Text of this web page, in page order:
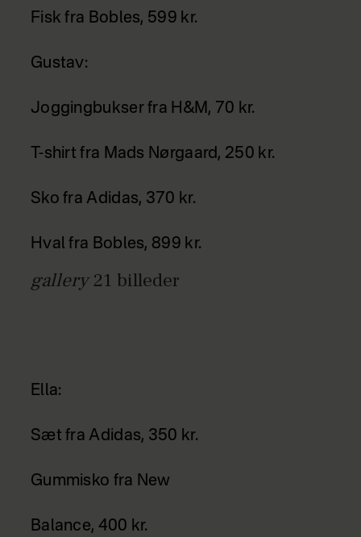
Fisk fra Bobles, 599 kr.
Gustav:
Joggingbukser fra H&M, 70 kr.
T-shirt fra Mads Nørgaard, 250 kr.
Sko fra Adidas, 370 kr.
Hval fra Bobles, 899 kr.
gallery 21 billeder
Ella:
Sæt fra Adidas, 350 kr.
Gummisko fra New
Balance, 400 kr.